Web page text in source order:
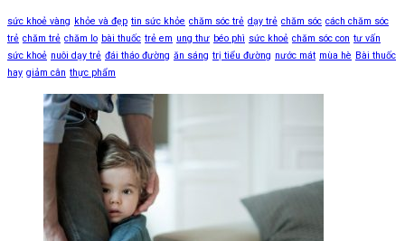
sức khoẻ vàng khỏe và đẹp tin sức khỏe chăm sóc trẻ dạy trẻ chăm sóc cách chăm sóc
trẻ chăm trẻ chăm lo bài thuốc trẻ em ung thư béo phì sức khoẻ chăm sóc con tư vấn
sức khoẻ nuôi dạy trẻ đái tháo đường ăn sáng trị tiểu đường nước mát mùa hè Bài thuốc
hay giảm cân thực phẩm